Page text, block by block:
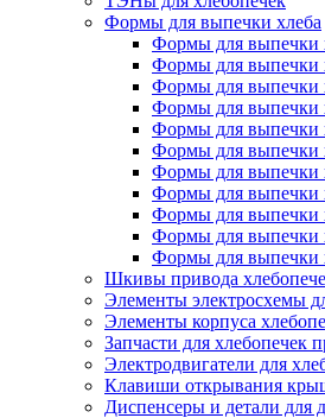
Формы для выпечки хлеба
Формы для выпечки
Формы для выпечки
Формы для выпечки
Формы для выпечки
Формы для выпечки
Формы для выпечки
Формы для выпечки
Формы для выпечки
Формы для выпечки
Формы для выпечки
Формы для выпечки
Шкивы привода
Элементы электросхемы
Элементы корпуса
Запчасти для хлебопечек
Электродвигатели для
Клавиши открывания
Диспенсеры и детали для